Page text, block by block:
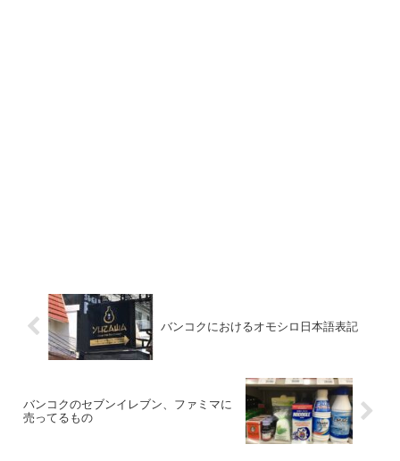
バンコクにおけるオモシロ日本語表記
バンコクのセブンイレブン、ファミマに
売ってるもの